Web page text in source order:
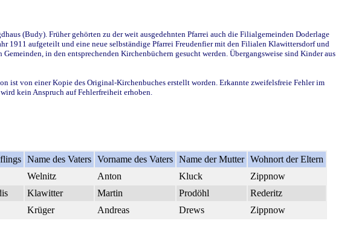
(Budy). Früher gehörten zu der weit ausgedehnten Pfarrei auch die Filialgemeinden Doderlage
1911 aufgeteilt und eine neue selbständige Pfarrei Freudenfier mit den Filialen Klawittersdorf und
in den entsprechenden Kirchenbüchern gesucht werden. Übergangsweise sind Kinder aus
ist von einer Kopie des Original-Kirchenbuches erstellt worden. Erkannte zweifelsfreie Fehler im
kein Anspruch auf Fehlerfreiheit erhoben.
Name des Vaters Vorname des Vaters Name der Mutter Wohnort der Eltern
Welnitz Anton Kluck
Zippnow
Klawitter Martin Prodöhl
Rederitz
Krüger Andreas Drews Zippnow